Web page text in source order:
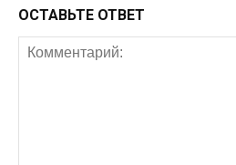
ОСТАВЬТЕ ОТВЕТ